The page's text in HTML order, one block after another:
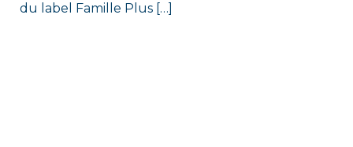
du label Famille Plus […]